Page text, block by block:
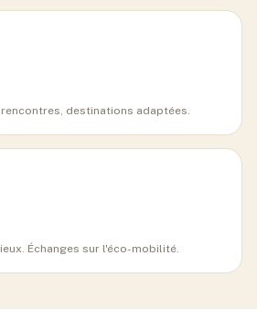
rencontres, destinations adaptées.
Échanges sur l'éco-mobilité.